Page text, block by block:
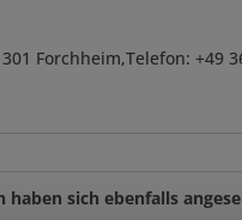
Forchheim,Telefon:
haben sich ebenfalls